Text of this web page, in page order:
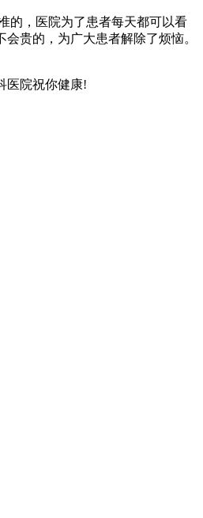
的，医院为了患者每天都可以看
贵的，为广大患者解除了烦恼。
医院祝你健康!